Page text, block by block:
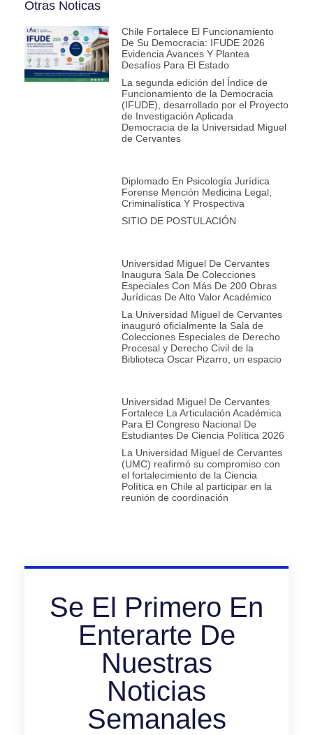
Otras Noticas
Chile Fortalece El Funcionamiento
De Su Democracia: IFUDE 2026
Evidencia Avances Y Plantea
Desafíos Para El Estado
La segunda edición del Índice de
Funcionamiento de la Democracia
(IFUDE), desarrollado por el Proyecto
de Investigación Aplicada
Democracia de la Universidad Miguel
de Cervantes
Diplomado En Psicología Jurídica
Forense Mención Medicina Legal,
Criminalística Y Prospectiva
SITIO DE POSTULACIÓN
Universidad Miguel De Cervantes
Inaugura Sala De Colecciones
Especiales Con Más De 200 Obras
Jurídicas De Alto Valor Académico
La Universidad Miguel de Cervantes
inauguró oficialmente la Sala de
Colecciones Especiales de Derecho
Procesal y Derecho Civil de la
Biblioteca Oscar Pizarro, un espacio
Universidad Miguel De Cervantes
Fortalece La Articulación Académica
Para El Congreso Nacional De
Estudiantes De Ciencia Política 2026
La Universidad Miguel de Cervantes
(UMC) reafirmó su compromiso con
el fortalecimiento de la Ciencia
Política en Chile al participar en la
reunión de coordinación
Se El Primero En
Enterarte De
Nuestras
Noticias
Semanales